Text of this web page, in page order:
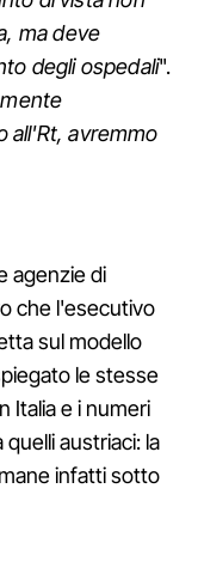
ma deve
degli ospedali".
all'Rt, avremmo
agenzie di
che l'esecutivo
sul modello
le stesse
Italia e i numeri
austriaci: la
infatti sotto